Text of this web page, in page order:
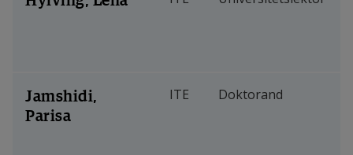
Jamshidi,
Parisa
ITE Doktorand